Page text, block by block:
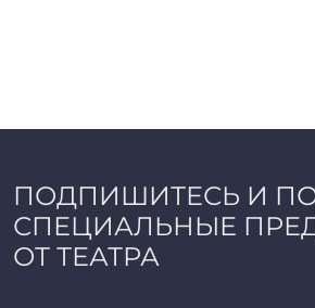
ПОДПИШИТЕСЬ И
СПЕЦИАЛЬНЫЕ
ОТ ТЕАТРА